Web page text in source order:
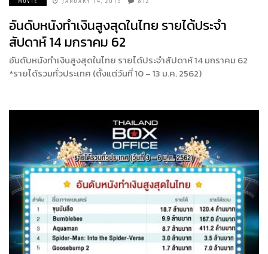
อันดับหนังทำเงินสูงสุดในไทย รายได้ประจำ
สัปดาห์ 14 มกราคม 62
อันดับหนังทำเงินสูงสุดในไทย รายได้ประจำสัปดาห์ 14 มกราคม 62
*รายได้รวมทั่วประเทศ (ตั้งแต่วันที่ 10 – 13 ม.ค. 2562)